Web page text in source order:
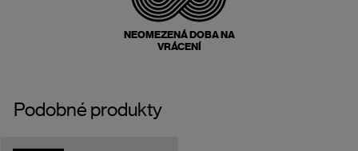
NEOMEZENÁ DOBA NA
VRÁCENÍ
Podobné produkty